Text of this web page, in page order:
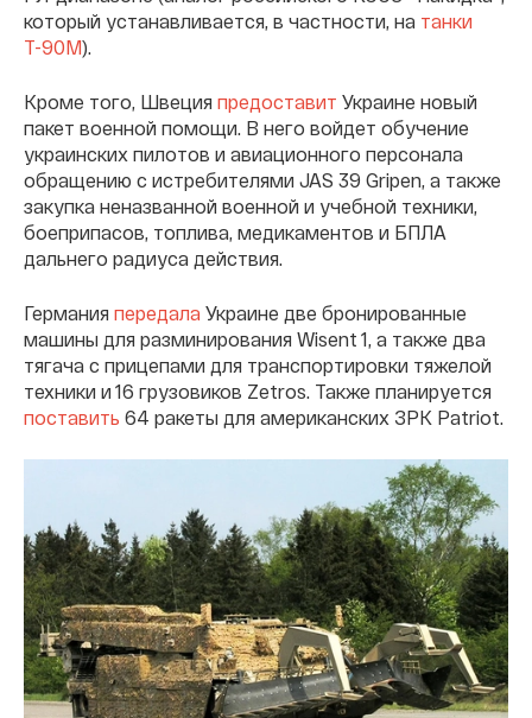
который устанавливается, в частности, на танки
Т-90М).
Кроме того, Швеция предоставит Украине новый
пакет военной помощи. В него войдет обучение
украинских пилотов и авиационного персонала
обращению с истребителями JAS 39 Gripen, а также
закупка неназванной военной и учебной техники,
боеприпасов, топлива, медикаментов и БПЛА
дальнего радиуса действия.
Германия передала Украине две бронированные
машины для разминирования Wisent 1, а также два
тягача с прицепами для транспортировки тяжелой
техники и 16 грузовиков Zetros. Также планируется
поставить 64 ракеты для американских ЗРК Patriot.